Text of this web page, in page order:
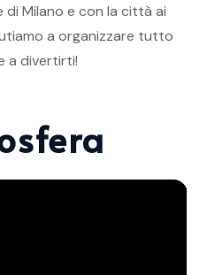
Milano e con la città ai
a organizzare tutto
a divertirti!